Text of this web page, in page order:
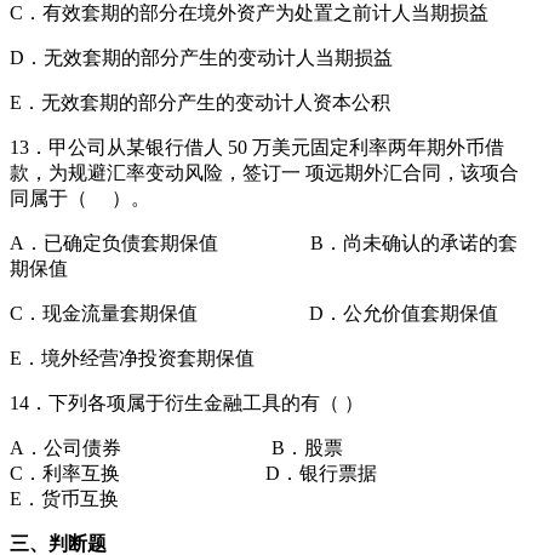
C．有效套期的部分在境外资产为处置之前计人当期损益
D．无效套期的部分产生的变动计人当期损益
E．无效套期的部分产生的变动计人资本公积
13．甲公司从某银行借人 50 万美元固定利率两年期外币借
款，为规避汇率变动风险，签订一 项远期外汇合同，该项合
同属于（ ）。
A．已确定负债套期保值 B．尚未确认的承诺的套
期保值
C．现金流量套期保值 D．公允价值套期保值
E．境外经营净投资套期保值
14．下列各项属于衍生金融工具的有（ ）
A．公司债券 B．股票
C．利率互换 D．银行票据
E．货币互换
三、判断题